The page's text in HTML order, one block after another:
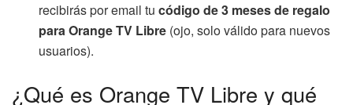
recibirás por email tucódigo de 3 meses de regalo
para Orange TV Libre (ojo, solo válido para nuevos
usuarios).
¿Qué es Orange TV Libre y qué